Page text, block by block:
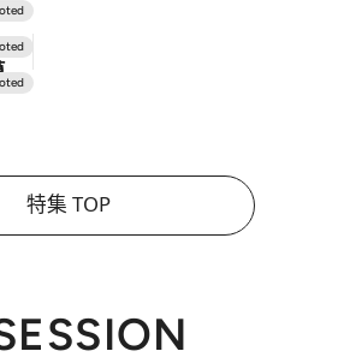
特集 TOP